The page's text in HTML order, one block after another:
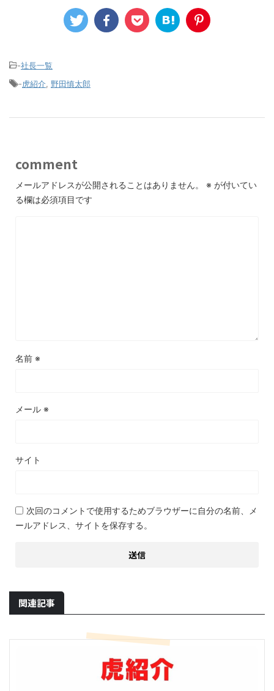
-社長一覧
-虎紹介, 野田慎太郎
comment
メールアドレスが公開されることはありません。 ※ が付いてい
る欄は必須項目です
名前 ※
メール ※
サイト
次回のコメントで使用するためブラウザーに自分の名前、メ
ールアドレス、サイトを保存する。
関連記事